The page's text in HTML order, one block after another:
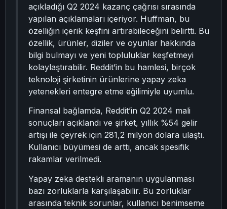
açıkladığı Q2 2024 kazanç çağrısı sırasında
yapılan açıklamaları içeriyor. Huffman, bu
özelliğin içerik keşfini artırabileceğini belirtti. Bu
özellik, ürünler, diziler ve oyunlar hakkında
bilgi bulmayı ve yeni topluluklar keşfetmeyi
kolaylaştırabilir. Reddit’in bu hamlesi, birçok
teknoloji şirketinin ürünlerine yapay zeka
yetenekleri entegre etme eğilimiyle uyumlu.
Finansal bağlamda, Reddit’in Q2 2024 mali
sonuçları açıklandı ve şirket, yıllık %54 gelir
artışı ile çeyrek için 281,2 milyon dolara ulaştı.
Kullanıcı büyümesi de arttı, ancak spesifik
rakamlar verilmedi.
Yapay zeka destekli aramanın uygulanması
bazı zorluklarla karşılaşabilir. Bu zorluklar
arasında teknik sorunlar, kullanıcı benimseme